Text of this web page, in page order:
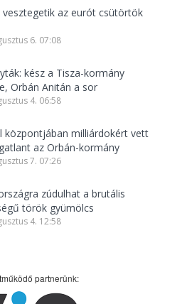
vesztegetik az eurót csütörtök
6. 07:08
kész a Tisza-kormány
Orbán Anitán a sor
4. 06:58
központjában milliárdokért vett
az Orbán-kormány
7. 07:26
zúdulhat a brutális
török gyümölcs
4. 12:58
partnerünk: